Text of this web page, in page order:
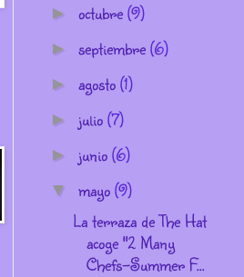
► octubre(9)
► septiembre(6)
► agosto(1)
► julio(7)
► junio(6)
▼ mayo(9)
La terraza de The Hat
acoge "2 Many
Chefs-Summer F...